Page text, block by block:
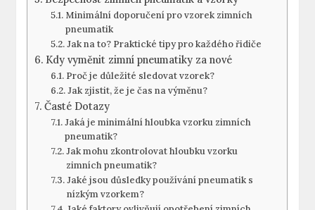
Minimální doporučení pro vzorek zimních
pneumatik
Jak na to? Praktické tipy pro každého řidiče
Kdy vyměnit zimní pneumatiky za nové
Proč je důležité sledovat vzorek?
Jak zjistit, že je čas na výměnu?
Časté Dotazy
Jaká je minimální hloubka vzorku zimních
pneumatik?
Jak mohu zkontrolovat hloubku vzorku
zimních pneumatik?
Jaké jsou důsledky používání pneumatik s
nízkým vzorkem?